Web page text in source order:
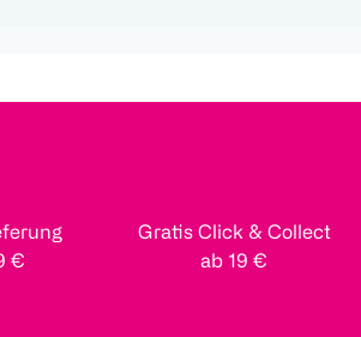
€
Gratis Click & Collect
ab 19 €